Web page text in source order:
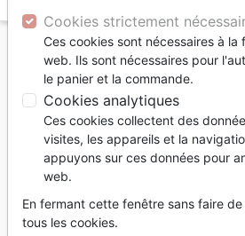
Accueil Musique Jeunesse
Jeunesse
Filtrer tune
3 - 6 ans
Cookies strictement
Ces cookies sont nécessaires à
web. Ils sont nécessaires pour
le panier et la commande.
Cookies analytiques
Ces cookies collectent des
visites, les appareils et la
appuyons sur ces données pour
web.
En fermant cette fenêtre sans faire
tous les cookies.